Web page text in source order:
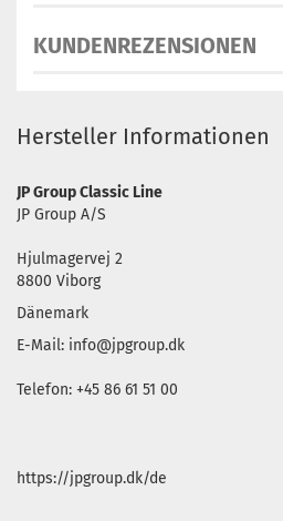
KUNDENREZENSIONEN
Hersteller Informationen
JP Group Classic Line
JP Group A/S
Hjulmagervej 2
8800 Viborg
Dänemark
E-Mail: info@jpgroup.dk
Telefon: +45 86 61 51 00
https://jpgroup.dk/de